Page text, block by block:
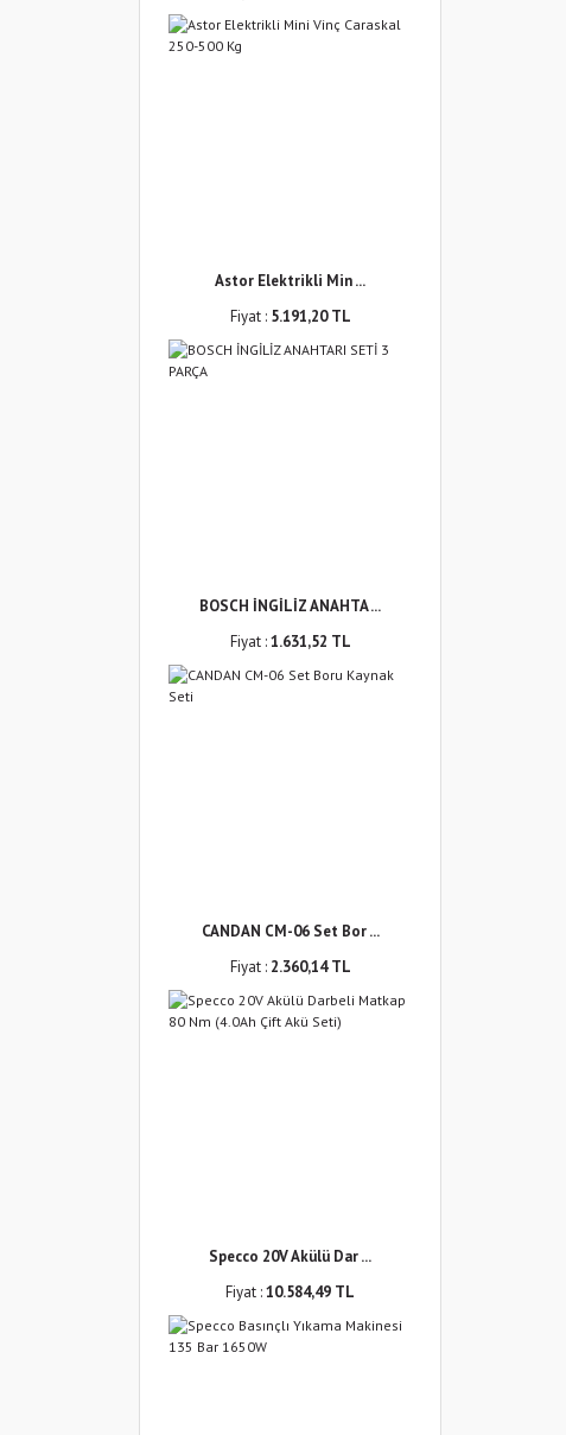
Astor Elektrikli Min ...
Fiyat : 5.191,20 TL
BOSCH İNGİLİZ ANAHTA ...
Fiyat :1.631,52 TL
CANDAN CM-06 Set Bor ...
Fiyat : 2.360,14 TL
Specco 20V Akülü Dar ...
Fiyat :10.584,49 TL